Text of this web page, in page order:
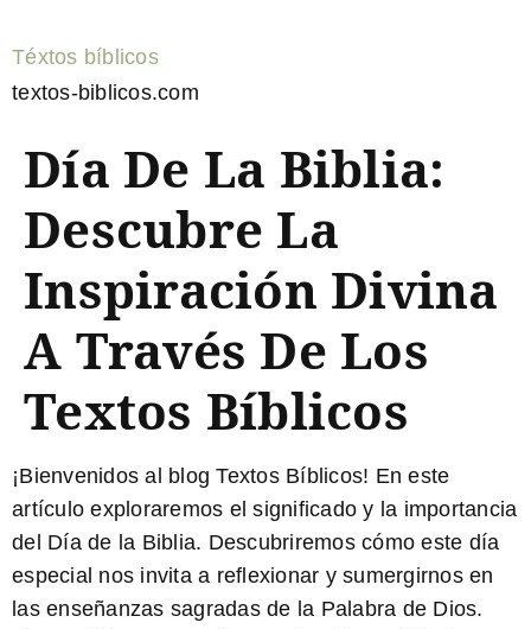
Téxtos bíblicos
textos-biblicos.com
Día De La Biblia:
Descubre La
Inspiración Divina
A Través De Los
Textos Bíblicos
¡Bienvenidos al blog Textos Bíblicos! En este
artículo exploraremos el significado y la importancia
del Día de la Biblia. Descubriremos cómo este día
especial nos invita a reflexionar y sumergirnos en
las enseñanzas sagradas de la Palabra de Dios.